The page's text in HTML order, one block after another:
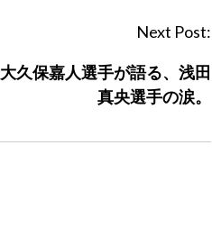
Next Post:
大久保嘉人選手が語る、浅田
真央選手の涙。